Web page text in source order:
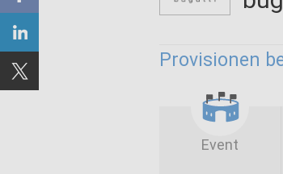
Provisionen
Event